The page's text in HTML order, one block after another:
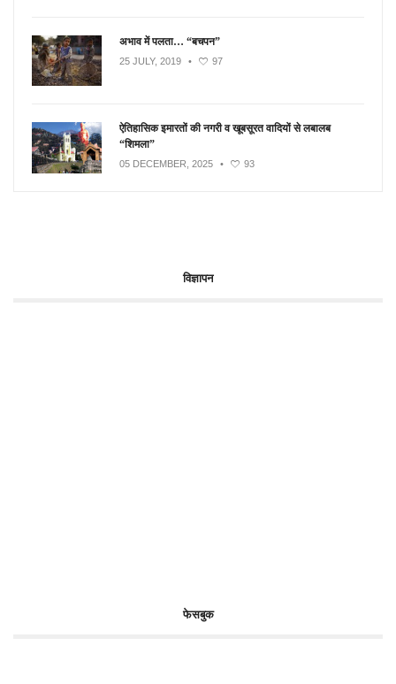
अभाव में पलता… “बचपन”
25 JULY, 2019 • 97
ऐतिहासिक इमारतों की नगरी व खूबसूरत वादियों से लबालब
“शिमला”
05 DECEMBER, 2025 • 93
विज्ञापन
फेसबुक